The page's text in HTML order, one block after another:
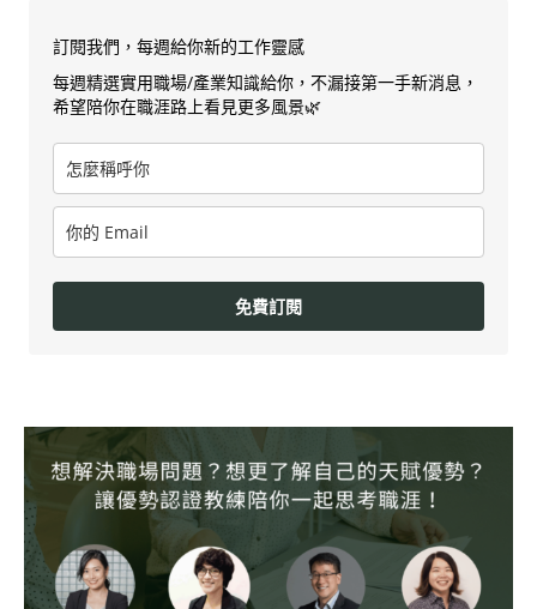
訂閱我們，每週給你新的工作靈感
每週精選實用職場/產業知識給你，不漏接第一手新消息，
希望陪你在職涯路上看見更多風景🌿
免費訂閱